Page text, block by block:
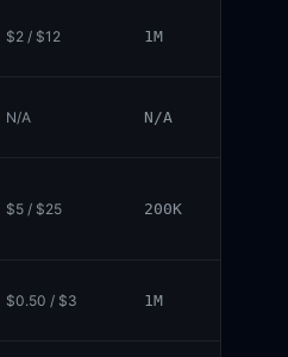
$2 / $12 1M
N/A N/A
$5 / $25 200K
$0.50 / $3 1M